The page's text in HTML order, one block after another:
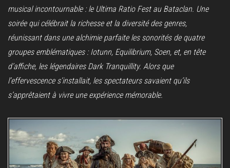
musical incontournable : le Ultima Ratio Fest au Bataclan. Une
soirée qui célébrait la richesse et la diversité des genres,
réunissant dans une alchimie parfaite les sonorités de quatre
groupes emblématiques : Iotunn, Equilibrium, Soen, et, en tête
d’affiche, les légendaires Dark Tranquillity. Alors que
l’effervescence s’installait, les spectateurs savaient qu’ils
s’apprêtaient à vivre une expérience mémorable.